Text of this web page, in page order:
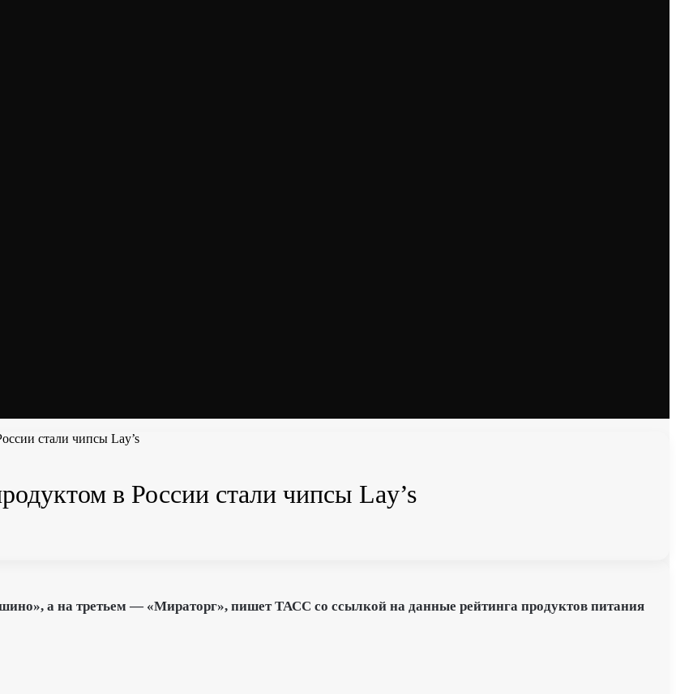
стали чипсы Lay’s
в России стали чипсы Lay’s
а на третьем — «Мираторг», пишет ТАСС со ссылкой на данные рейтинга продуктов питания